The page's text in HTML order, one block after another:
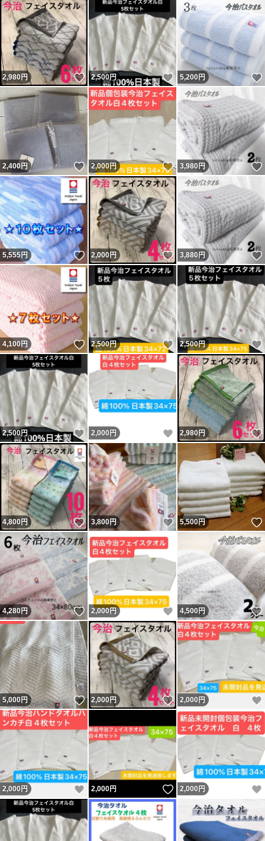
2,980円 いいね！
2,500円 いいね！
5,200円
2,400円 いいね！
2,000円 いいね！
3,980 円
5,555円 いいね！
2,000円 いいね！
3,880円
4,100円 いいね！
2,500円 いいね！
2,500円
2,500円 いいね！
2,000 円 いいね！
2,980円
4,800円 いいね！
3,800円 いいね！
5,500円
4,280円 いいね！
2,000円 いいね！
4,500円
5,000円 いいね！
2,000円 いいね！
2,000 円
2,000 円 いいね！
2,000円 いいね！
2,000 円